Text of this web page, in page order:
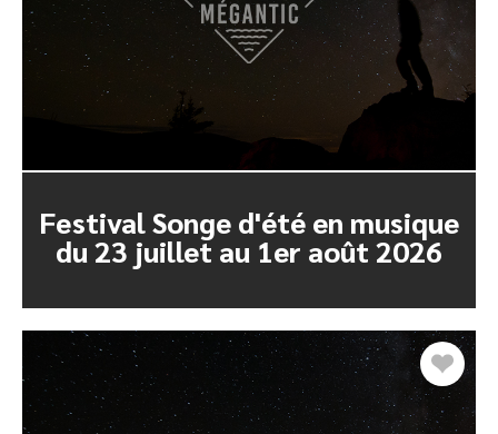
Festival Songe d'été en musique
du 23 juillet au 1er août 2026